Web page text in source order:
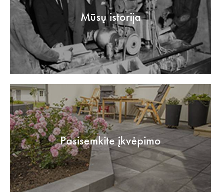
Mūsų istorija
Pasisemkite įkvėpimo